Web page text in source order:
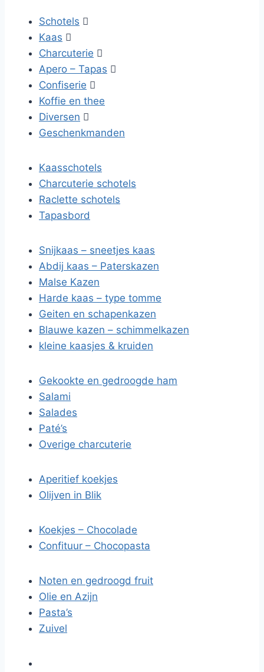
Schotels 
Kaas 
Charcuterie 
Apero – Tapas 
Confiserie 
Koffie en thee
Diversen 
Geschenkmanden
Kaasschotels
Charcuterie schotels
Raclette schotels
Tapasbord
Snijkaas – sneetjes kaas
Abdij kaas – Paterskazen
Malse Kazen
Harde kaas – type tomme
Geiten en schapenkazen
Blauwe kazen – schimmelkazen
kleine kaasjes & kruiden
Gekookte en gedroogde ham
Salami
Salades
Paté’s
Overige charcuterie
Aperitief koekjes
Olijven in Blik
Koekjes – Chocolade
Confituur – Chocopasta
Noten en gedroogd fruit
Olie en Azijn
Pasta’s
Zuivel